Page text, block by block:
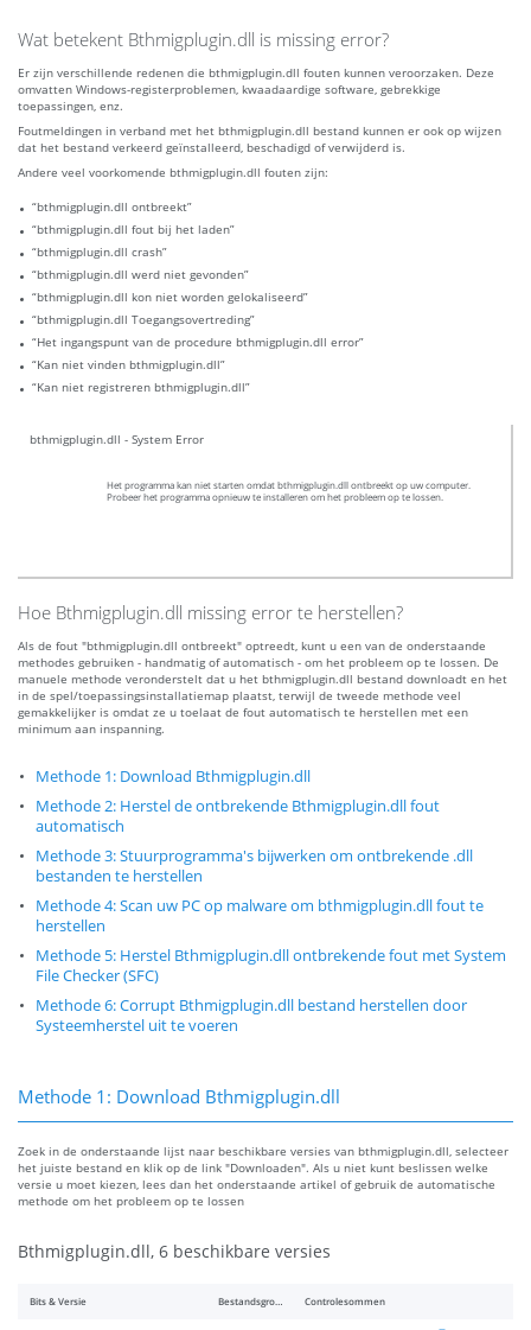
Wat betekent Bthmigplugin.dll is missing error?
Er zijn verschillende redenen die bthmigplugin.dll fouten kunnen veroorzaken. Deze
omvatten Windows-registerproblemen, kwaadaardige software, gebrekkige
toepassingen, enz.
Foutmeldingen in verband met het bthmigplugin.dll bestand kunnen er ook op wijzen
dat het bestand verkeerd geïnstalleerd, beschadigd of verwijderd is.
Andere veel voorkomende bthmigplugin.dll fouten zijn:
“bthmigplugin.dll ontbreekt”
“bthmigplugin.dll fout bij het laden”
“bthmigplugin.dll crash”
“bthmigplugin.dll werd niet gevonden”
“bthmigplugin.dll kon niet worden gelokaliseerd”
“bthmigplugin.dll Toegangsovertreding”
“Het ingangspunt van de procedure bthmigplugin.dll error”
“Kan niet vinden bthmigplugin.dll”
“Kan niet registreren bthmigplugin.dll”
bthmigplugin.dll - System Error
Het programma kan niet starten omdat bthmigplugin.dll ontbreekt op uw computer.
Probeer het programma opnieuw te installeren om het probleem op te lossen.
Hoe Bthmigplugin.dll missing error te herstellen?
Als de fout "bthmigplugin.dll ontbreekt" optreedt, kunt u een van de onderstaande
methodes gebruiken - handmatig of automatisch - om het probleem op te lossen. De
manuele methode veronderstelt dat u het bthmigplugin.dll bestand downloadt en het
in de spel/toepassingsinstallatiemap plaatst, terwijl de tweede methode veel
gemakkelijker is omdat ze u toelaat de fout automatisch te herstellen met een
minimum aan inspanning.
Methode 1: Download Bthmigplugin.dll
Methode 2: Herstel de ontbrekende Bthmigplugin.dll fout
automatisch
Methode 3: Stuurprogramma's bijwerken om ontbrekende .dll
bestanden te herstellen
Methode 4: Scan uw PC op malware om bthmigplugin.dll fout te
herstellen
Methode 5: Herstel Bthmigplugin.dll ontbrekende fout met System
File Checker (SFC)
Methode 6: Corrupt Bthmigplugin.dll bestand herstellen door
Systeemherstel uit te voeren
Methode 1: Download Bthmigplugin.dll
Zoek in de onderstaande lijst naar beschikbare versies van bthmigplugin.dll, selecteer
het juiste bestand en klik op de link "Downloaden". Als u niet kunt beslissen welke
versie u moet kiezen, lees dan het onderstaande artikel of gebruik de automatische
methode om het probleem op te lossen
Bthmigplugin.dll, 6 beschikbare versies
Bits & Versie Bestandsgrootte Controlesommen